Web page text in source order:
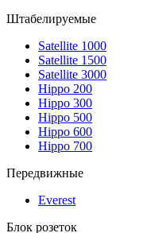
Штабелируемые
Satellite 1000
Satellite 1500
Satellite 3000
Hippo 200
Hippo 300
Hippo 500
Hippo 600
Hippo 700
Передвижные
Everest
Блок розеток